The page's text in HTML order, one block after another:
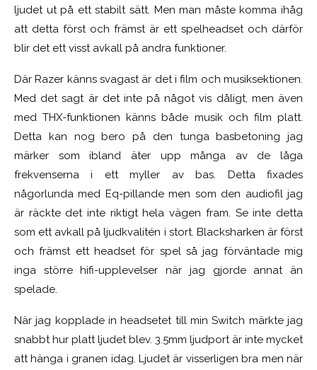
ljudet ut på ett stabilt sätt. Men man måste komma ihåg
att detta först och främst är ett spelheadset och därför
blir det ett visst avkall på andra funktioner.
Där Razer känns svagast är det i film och musiksektionen.
Med det sagt är det inte på något vis dåligt, men även
med THX-funktionen känns både musik och film platt.
Detta kan nog bero på den tunga basbetoning jag
märker som ibland äter upp många av de låga
frekvenserna i ett myller av bas. Detta fixades
någorlunda med Eq-pillande men som den audiofil jag
är räckte det inte riktigt hela vägen fram. Se inte detta
som ett avkall på ljudkvalitén i stort. Blacksharken är först
och främst ett headset för spel så jag förväntade mig
inga större hifi-upplevelser när jag gjorde annat än
spelade.
När jag kopplade in headsetet till min Switch märkte jag
snabbt hur platt ljudet blev. 3.5mm ljudport är inte mycket
att hänga i granen idag. Ljudet är visserligen bra men när